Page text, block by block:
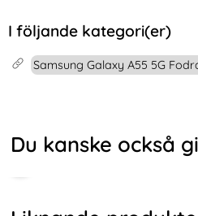
I följande kategori(er)
Samsung Galaxy A55 5G
Du kanske också